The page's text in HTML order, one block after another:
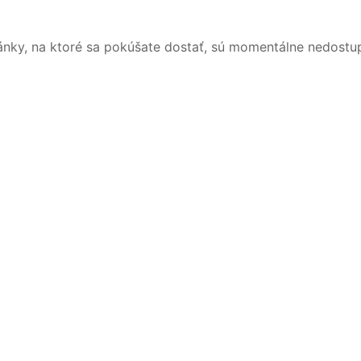
na ktoré sa pokúšate dostať, sú momentálne